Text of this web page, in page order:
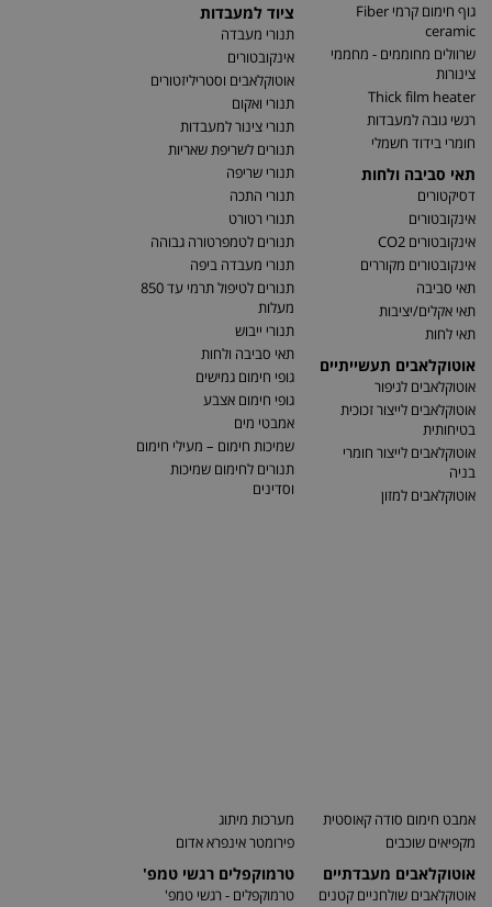
גוף חימום קרמי Fiber
ceramic
שרוולים מחוממים - מחממי
צינורות
Thick film heater
רגשי גובה למעבדות
חומרי בידוד חשמלי
תאי סביבה ולחות
דסיקטורים
אינקובטורים
אינקובטורים CO2
אינקובטורים מקוררים
תאי סביבה
תאי אקלים/יציבות
תאי לחות
אוטוקלאבים תעשייתיים
אוטוקלאבים לגיפור
אוטוקלאבים לייצור זכוכית
בטיחותית
אוטוקלאבים לייצור חומרי
בניה
אוטוקלאבים למזון
ציוד למעבדות
תנורי מעבדה
אינקובטורים
אוטוקלאבים וסטריליזטורים
תנורי ואקום
תנורי צינור למעבדות
תנורים לשריפת שאריות
תנורי שריפה
תנורי התכה
תנורי רטורט
תנורים לטמפרטורה גבוהה
תנורי מעבדה ביפה
תנורים לטיפול תרמי עד 850
מעלות
תנורי ייבוש
תאי סביבה ולחות
גופי חימום גמישים
גופי חימום אצבע
אמבטי מים
שמיכות חימום – מעילי חימום
תנורים לחימום שמיכות
וסדינים
אמבט חימום סודה קאוסטית
מקפיאים שוכבים
אוטוקלאבים מעבדתיים
אוטוקלאבים שולחניים קטנים
מערכות מיתוג
פירומטר אינפרא אדום
טרמוקפלים רגשי טמפ'
טרמוקפלים - רגשי טמפ'